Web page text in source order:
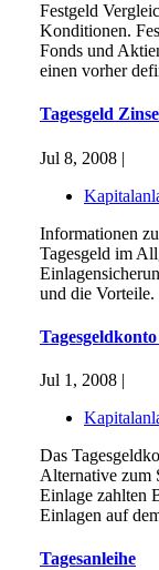
Festgeld
Konditionen.
Fonds und
einen vorher
Tagesgeld
Jul 8, 2008 |
Informationen
Tagesgeld im
und die Vorteile.
Jul 1, 2008 |
Das
Alternative zum
Einlage zahlten
Einlagen auf
Tagesanleihe